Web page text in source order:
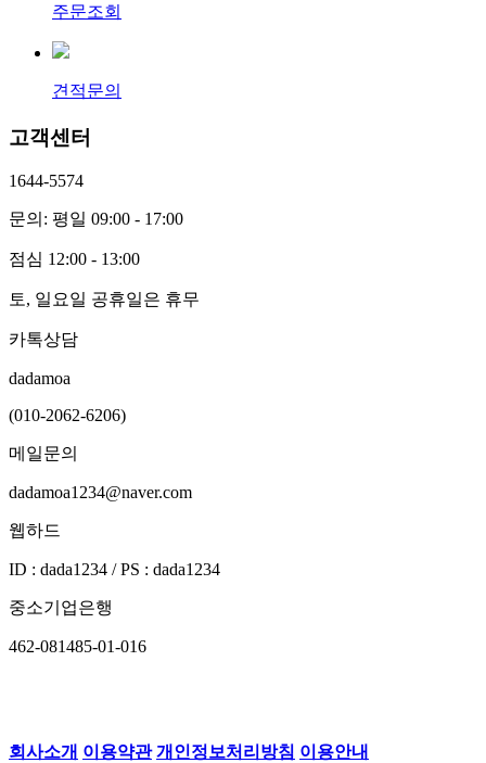
주문조회
견적문의
고객센터
1644-5574
문의: 평일 09:00 - 17:00
점심 12:00 - 13:00
토, 일요일 공휴일은 휴무
카톡상담
dadamoa
(010-2062-6206)
메일문의
dadamoa1234@naver.com
웹하드
ID : dada1234 / PS : dada1234
중소기업은행
462-081485-01-016
회사소개 이용약관 개인정보처리방침 이용안내